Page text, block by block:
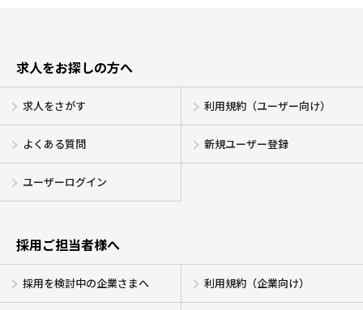
求人をお探しの方へ
求人をさがす 利用規約（ユーザー向け）
よくある質問 新規ユーザー登録
ユーザーログイン
採用ご担当者様へ
採用を検討中の企業さまへ 利用規約（企業向け）